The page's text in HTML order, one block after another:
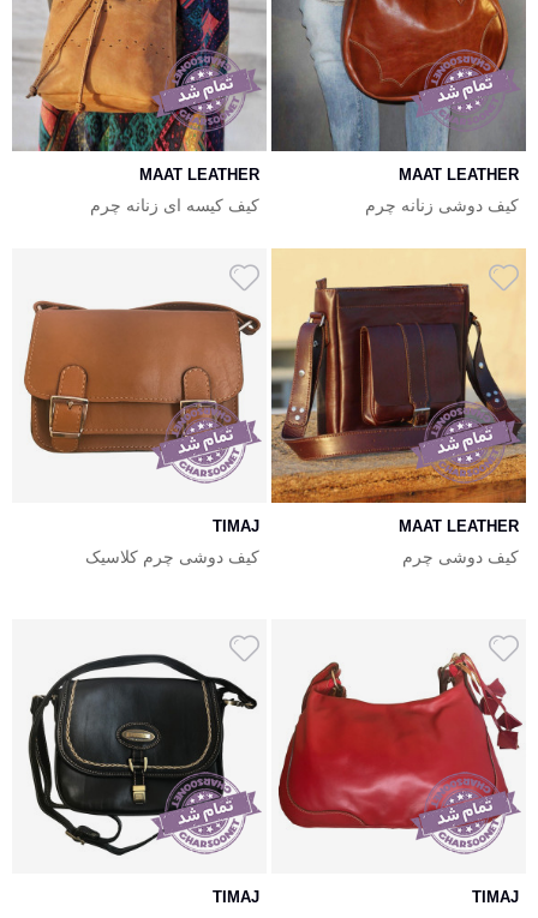
MAAT LEATHER
کیف دوشی زنانه چرم
MAAT LEATHER
کیف کیسه ای زنانه چرم
MAAT LEATHER
کیف دوشی چرم
TIMAJ
کیف دوشی چرم کلاسیک
TIMAJ
TIMAJ